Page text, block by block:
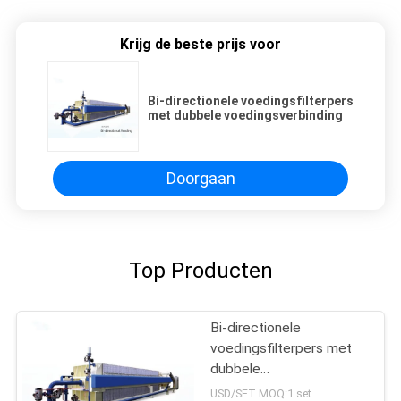
Krijg de beste prijs voor
Bi-directionele voedingsfilterpers
met dubbele voedingsverbinding
Doorgaan
Top Producten
Bi-directionele
voedingsfilterpers met
dubbele
voedingsverbinding
USD/SET MOQ:1 set